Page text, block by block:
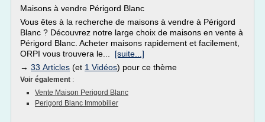
Maisons à vendre Périgord Blanc
Vous êtes à la recherche de maisons à vendre à Périgord
Blanc ? Découvrez notre large choix de maisons en vente à
Périgord Blanc. Acheter maisons rapidement et facilement,
ORPI vous trouvera le... [suite...]
→ 33 Articles (et 1 Vidéos) pour ce thème
Voir également :
Vente Maison Perigord Blanc
Perigord Blanc Immobilier